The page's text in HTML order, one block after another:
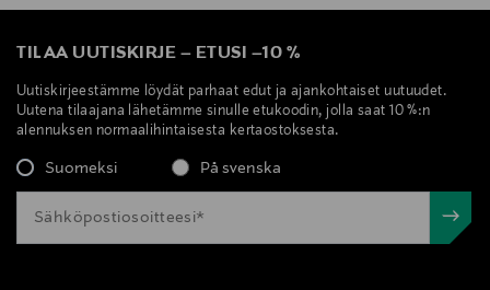
TILAA UUTISKIRJE – ETUSI –10 %
Uutiskirjeestämme löydät parhaat edut ja ajankohtaiset uutuudet.
Uutena tilaajana lähetämme sinulle etukoodin, jolla saat 10 %:n
alennuksen normaalihintaisesta kertaostoksesta.
Suomeksi På svenska